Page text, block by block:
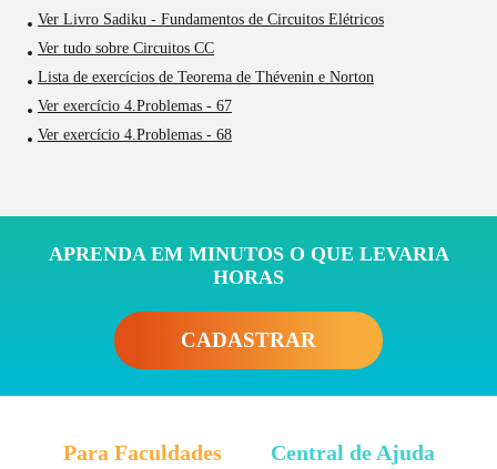
Ver Livro Sadiku - Fundamentos de Circuitos Elétricos
Ver tudo sobre Circuitos CC
Lista de exercícios de Teorema de Thévenin e Norton
Ver exercício 4.Problemas - 67
Ver exercício 4.Problemas - 68
APRENDA EM MINUTOS O QUE LEVARIA
HORAS
CADASTRAR
Para Faculdades Central de Ajuda